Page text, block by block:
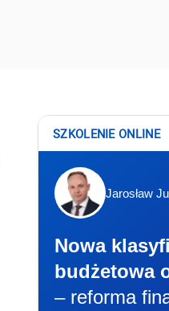
SZKOLENIE ONLINE
Jarosław
Nowa
budżetowa
– reforma